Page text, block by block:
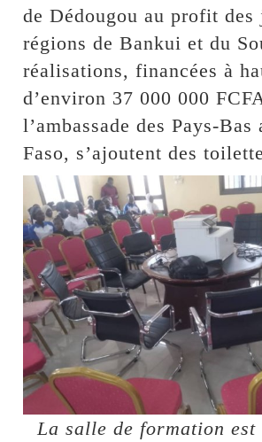
de Dédougou au profit des
régions de Bankui et du
réalisations, financées à
d’environ 37 000 000
l’ambassade des Pays-
Faso, s’ajoutent des
La salle de formation est